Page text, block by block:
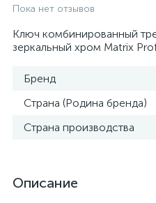
Пока нет отзывов
Ключ комбинированный
зеркальный хром Matrix
Бренд
Страна (Родина бренда)
Страна производства
Описание